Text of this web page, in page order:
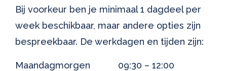
Bij voorkeur ben je minimaal 1 dagdeel per
week beschikbaar, maar andere opties zijn
bespreekbaar. De werkdagen en tijden zijn:
Maandagmorgen 09:30 – 12:00